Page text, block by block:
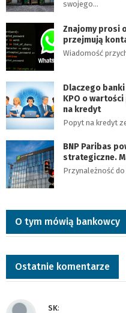
swojego…
Znajomy prosi
przejmują
Wiadomość
Dlaczego
KPO o
na kredyt
Popyt na kredyt
BNP Paribas
strategiczne.
Przynależność
O tym mówią bankowcy
Ostatnie komentarze
SK: